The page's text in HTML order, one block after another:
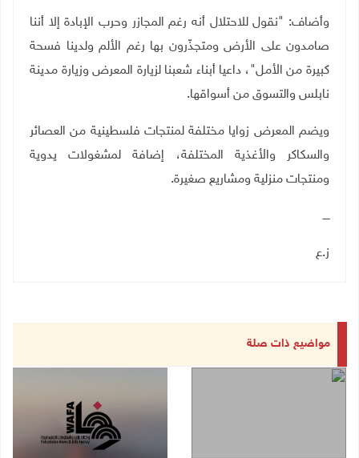
وأضاف: "نقول للاحتلال أنه رغم المجازر وحرب الإبادة إلا أننا
صامدون على الأرض ومتجذّرون بها رغم الألم ولدينا فسحة
كبيرة من الأمل"، داعيا أبناء شعبنا لزيارة المعرض وزيارة مدينة
نابلس والتسوق من أسواقها.
ويضم المعرض زوايا مختلفة لمنتجات فلسطينية من العصائر
والسكاكر والأغذية المختلفة، إضافة لمشغولات يدوية
ومنتجات منزلية ومشاريع صغيرة.
ــــ
ز.ع
مواضيع ذات صلة